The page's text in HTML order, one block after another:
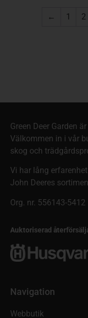
← 1 2
Green Deer Garden
Välkommen in i vår
skog och
Vi har lång
John Deeres
Org. nr. 556143-5412
Auktoriserad
Navigation
Webbutik